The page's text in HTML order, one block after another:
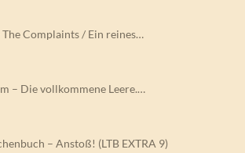
The Complaints / Ein reines…
– Die vollkommene Leere.…
– Anstoß! (LTB EXTRA 9)